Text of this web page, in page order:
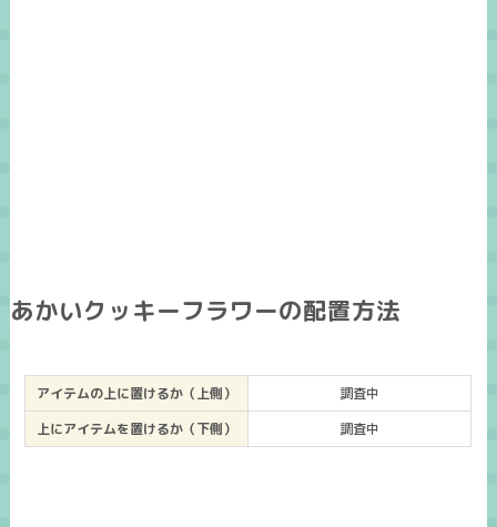
あかいクッキーフラワーの配置方法
アイテムの上に置けるか（上側）
調査中
上にアイテムを置けるか（下側）
調査中